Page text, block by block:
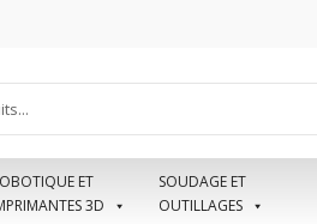
ET
3D
SOUDAGE ET
OUTILLAGES